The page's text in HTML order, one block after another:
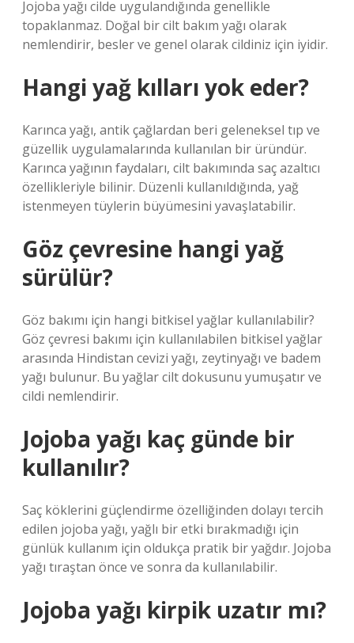
Jojoba yağı cilde uygulandığında genellikle
topaklanmaz. Doğal bir cilt bakım yağı olarak
nemlendirir, besler ve genel olarak cildiniz için iyidir.
Hangi yağ kılları yok eder?
Karınca yağı, antik çağlardan beri geleneksel tıp ve
güzellik uygulamalarında kullanılan bir üründür.
Karınca yağının faydaları, cilt bakımında saç azaltıcı
özellikleriyle bilinir. Düzenli kullanıldığında, yağ
istenmeyen tüylerin büyümesini yavaşlatabilir.
Göz çevresine hangi yağ
sürülür?
Göz bakımı için hangi bitkisel yağlar kullanılabilir?
Göz çevresi bakımı için kullanılabilen bitkisel yağlar
arasında Hindistan cevizi yağı, zeytinyağı ve badem
yağı bulunur. Bu yağlar cilt dokusunu yumuşatır ve
cildi nemlendirir.
Jojoba yağı kaç günde bir
kullanılır?
Saç köklerini güçlendirme özelliğinden dolayı tercih
edilen jojoba yağı, yağlı bir etki bırakmadığı için
günlük kullanım için oldukça pratik bir yağdır. Jojoba
yağı tıraştan önce ve sonra da kullanılabilir.
Jojoba yağı kirpik uzatır mı?